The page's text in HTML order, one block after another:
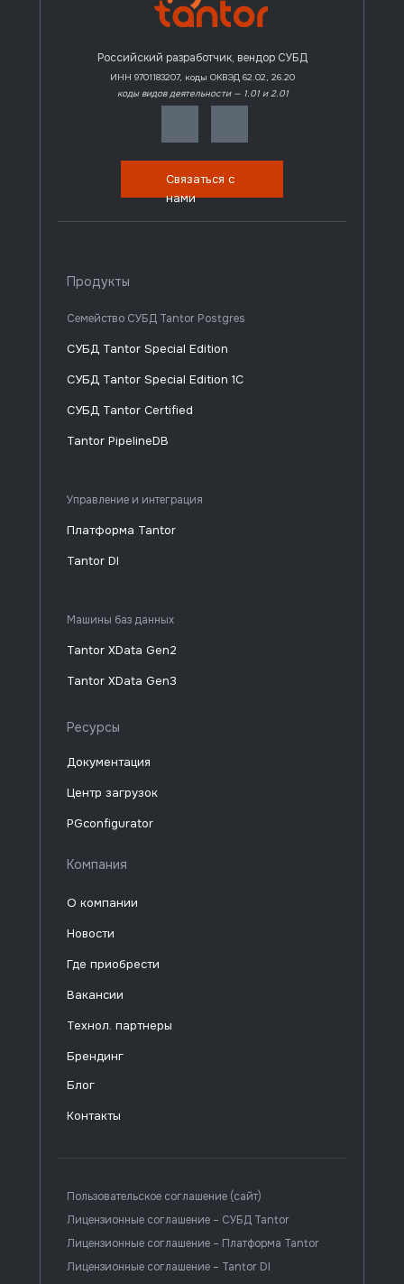
Продукты
Семейство СУБД Tantor Postgres
Управление и интеграция
Машины баз данных
Ресурсы
Российский разработчик, вендор СУБД
ИНН 9701183207, коды ОКВЭД 62.02, 26.20
коды видов деятельности — 1.01 и 2.01
Компания
СУБД Tantor Special Edition
СУБД Tantor Special Edition 1C
СУБД Tantor Certified
Tantor PipelineDB
Платформа Tantor
Tantor DI
Tantor XData Gen3
Tantor XData Gen2
Пользовательское соглашение (сайт)
Связаться с
нами
Центр загрузок
PGconfigurator
О компании
Новости
Где приобрести
Вакансии
Брендинг
Лицензионные соглашение – Платформа Tantor
Лицензионные соглашение – СУБД Tantor
Лицензионные соглашение – Tantor DI
Технол. партнеры
Блог
Контакты
Документация